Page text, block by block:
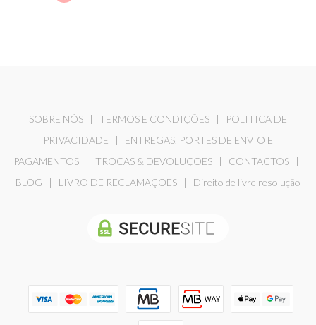
SOBRE NÓS | TERMOS E CONDIÇÕES |
POLITICA DE
PRIVACIDADE | ENTREGAS, PORTES DE ENVIO E
PAGAMENTOS| TROCAS & DEVOLUÇÕES| CONTACTOS|
BLOG | LIVRO DE RECLAMAÇÕES | Direito de livre resolução